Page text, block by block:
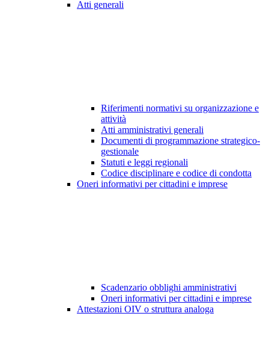
Atti generali
Riferimenti normativi su organizzazione e
attività
Atti amministrativi generali
Documenti di programmazione strategico-
gestionale
Statuti e leggi regionali
Codice disciplinare e codice di condotta
Oneri informativi per cittadini e imprese
Scadenzario obblighi amministrativi
Oneri informativi per cittadini e imprese
Attestazioni OIV o struttura analoga